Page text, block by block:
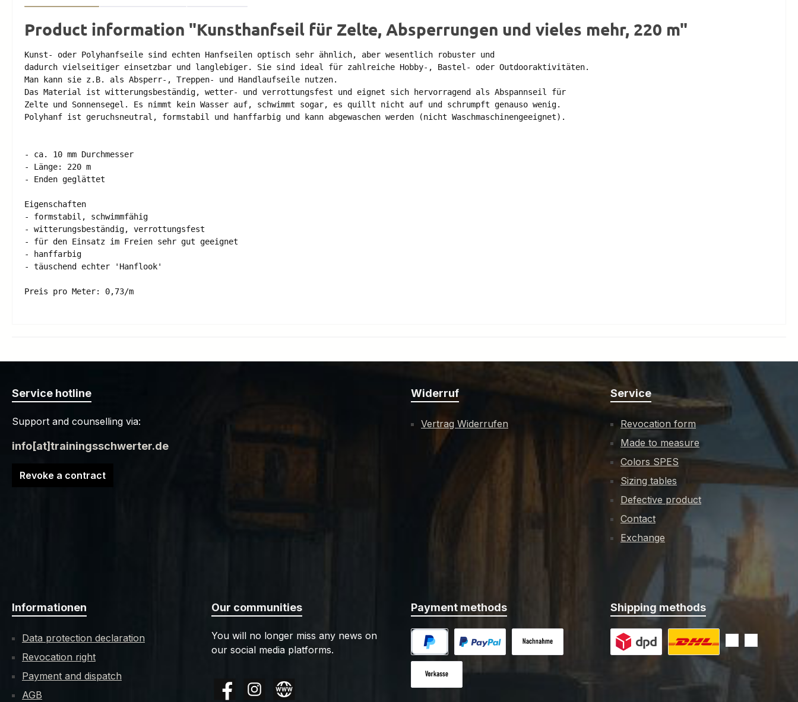
Product information "Kunsthanfseil für Zelte, Absperrungen und vieles mehr, 220 m"
Kunst- oder Polyhanfseile sind echten Hanfseilen optisch sehr ähnlich, aber wesentlich robuster und
dadurch vielseitiger einsetzbar und langlebiger. Sie sind ideal für zahlreiche Hobby-, Bastel- oder Outdooraktivitäten.
Man kann sie z.B. als Absperr-, Treppen- und Handlaufseile nutzen.
Das Material ist witterungsbeständig, wetter- und verrottungsfest und eignet sich hervorragend als Abspannseil für
Zelte und Sonnensegel. Es nimmt kein Wasser auf, schwimmt sogar, es quillt nicht auf und schrumpft genauso wenig.
Polyhanf ist geruchsneutral, formstabil und hanffarbig und kann abgewaschen werden (nicht Waschmaschinengeeignet).
- ca. 10 mm Durchmesser
- Länge: 220 m
- Enden geglättet
Eigenschaften
- formstabil, schwimmfähig
- witterungsbeständig, verrottungsfest
- für den Einsatz im Freien sehr gut geeignet
- hanffarbig
- täuschend echter 'Hanflook'
Service hotline
Support and counselling via:
info[at]trainingsschwerter.de
Revoke a contract
Widerruf
Vertrag Widerrufen
Service
Revocation form
Made to measure
Colors SPES
Sizing tables
Defective product
Contact
Exchange
Informationen
Data protection declaration
Revocation right
Payment and dispatch
AGB
Our communities
You will no longer miss any news on
our social media platforms.
FacebookInstagramWebsite
Payment methods
PayPal Custom image 1
Shipping methods
Custom image 2